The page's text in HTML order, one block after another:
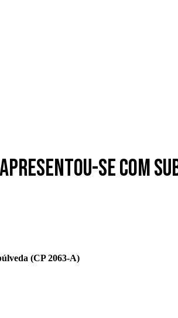
se com
(CP 2063-A)